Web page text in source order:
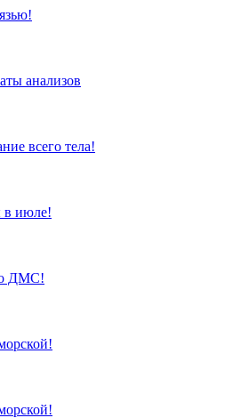
анализов
всего тела!
в июле!
ДМС!